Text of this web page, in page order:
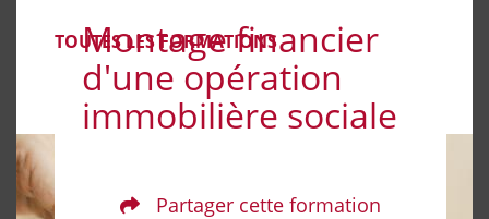
Montage financier
d'une opération
immobilière sociale
TOUTES LES FORMATIONS
Partager cette formation